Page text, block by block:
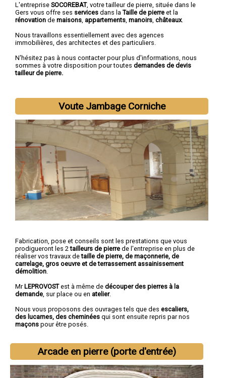
L'entreprise SOCOREBAT, votre tailleur de pierre , située dans le
Gers vous offre ses services dans la Taille de pierre et la
rénovation de maisons appartements manoirs châteaux.
Nous travaillons essentiellement avec des agences
immobilières, des architectes et des particuliers.
N'hésitez pas à nous contacter pour plus d'informations, nous
sommes à votre disposition pour toutes demandes de devis
tailleur de pierre.
Voute Jambage Corniche
Fabrication, pose et conseils sont les prestations que vous
prodigueront les 2tailleurs de pierre de l'entreprise en plus de
réaliser vos travaux detaille de pierre, de maçonnerie, de
carrelage, gros oeuvre et de terrassement assainissement
démolition.
Mr LEPROVOSTest à même de découper des pierres à la
demande, sur place ou en atelier.
Nous vous proposons des ouvrages tels que des escaliers,
des lucarnes, des cheminées qui sont ensuite repris par nos
maçons pour être posés.
Arcade en pierre (porte d'entrée)